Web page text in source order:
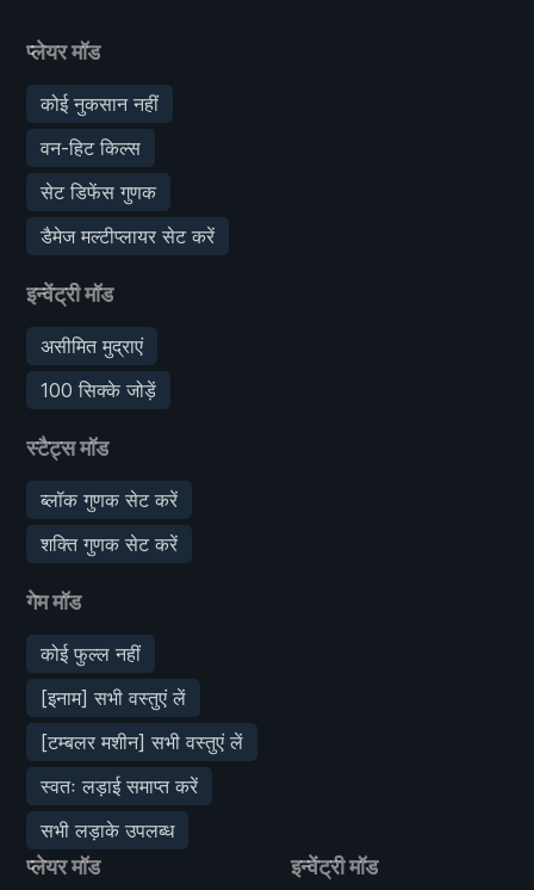
प्लेयर मॉड
कोई नुकसान नहीं
वन-हिट किल्स
सेट डिफेंस गुणक
डैमेज मल्टीप्लायर सेट करें
इन्वेंट्री मॉड
असीमित मुद्राएं
100 सिक्के जोड़ें
स्टैट्स मॉड
ब्लॉक गुणक सेट करें
शक्ति गुणक सेट करें
गेम मॉड
कोई फुल्ल नहीं
[इनाम] सभी वस्तुएं लें
[टम्बलर मशीन] सभी वस्तुएं लें
स्वतः लड़ाई समाप्त करें
सभी लड़ाके उपलब्ध
प्लेयर मॉड इन्वेंट्री मॉड